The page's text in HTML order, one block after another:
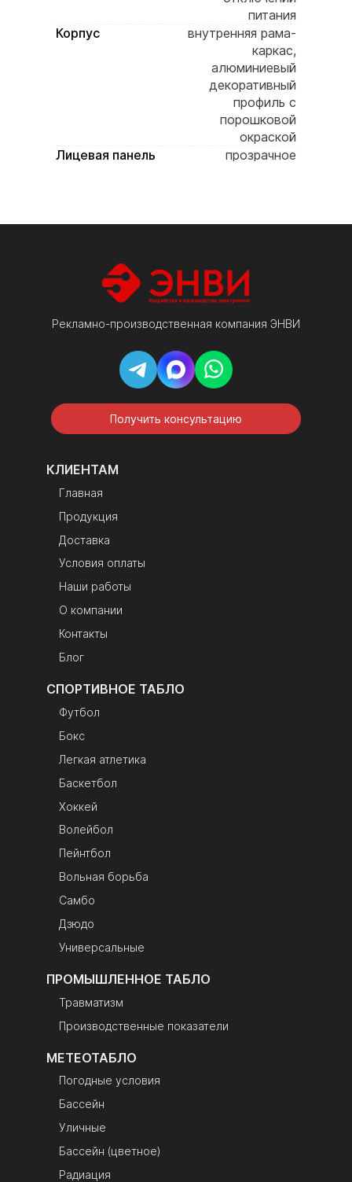
питания
Корпус
внутренняя рама-
каркас,
алюминиевый
декоративный
профиль с
порошковой
окраской
Лицевая панель
прозрачное
стенке корпуса
паспорт изделия,
инструкция,
талон, упаковка
Рекламно-производственная компания ЭНВИ
Получить консультацию
КЛИЕНТАМ
Главная
Продукция
Доставка
Условия оплаты
Наши работы
О компании
Контакты
Блог
СПОРТИВНОЕ ТАБЛО
Футбол
Бокс
Легкая атлетика
Баскетбол
Хоккей
Волейбол
Пейнтбол
Вольная борьба
Самбо
Дзюдо
Универсальные
ПРОМЫШЛЕННОЕ ТАБЛО
Травматизм
Производственные показатели
МЕТЕОТАБЛО
Погодные условия
Бассейн
Уличные
Бассейн (цветное)
Радиация